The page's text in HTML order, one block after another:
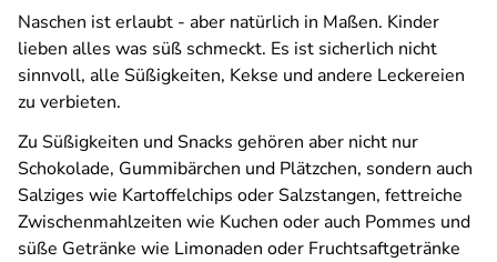
Naschen ist erlaubt - aber natürlich in Maßen. Kinder
lieben alles was süß schmeckt. Es ist sicherlich nicht
sinnvoll, alle Süßigkeiten, Kekse und andere Leckereien
zu verbieten.
Zu Süßigkeiten und Snacks gehören aber nicht nur
Schokolade, Gummibärchen und Plätzchen, sondern auch
Salziges wie Kartoffelchips oder Salzstangen, fettreiche
Zwischenmahlzeiten wie Kuchen oder auch Pommes und
süße Getränke wie Limonaden oder Fruchtsaftgetränke